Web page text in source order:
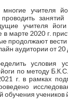
учителя
проводить
учителя
марте 2020 г.
продолжают
аудитории от 20
условия
йоги по методу
г. в рамках
обучения учеников